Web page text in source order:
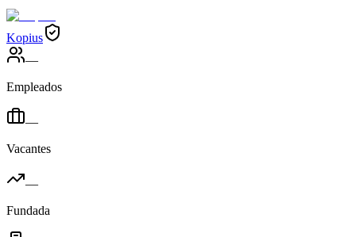
Kopius
—
Empleados
—
Vacantes
—
Fundada